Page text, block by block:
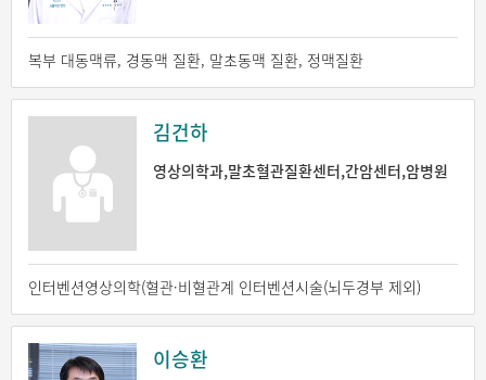
복부 대동맥류, 경동맥 질환, 말초동맥 질환, 정맥질환
김건하
영상의학과,말초혈관질환센터,간암센터,암병원
인터벤션영상의학(혈관·비혈관계 인터벤션시술(뇌두경부 제외)
이승환